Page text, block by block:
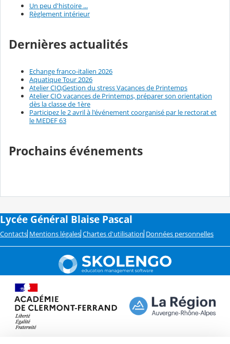
Un peu d'histoire ...
Règlement intérieur
Dernières actualités
Echange franco-italien 2026
Aquatique Tour 2026
Atelier CIO,Gestion du stress Vacances de Printemps
Atelier CIO vacances de Printemps, préparer son orientation
dès la classe de 1ère
Participez le 2 avril à l'événement coorganisé par le rectorat et
le MEDEF 63
Prochains événements
Lycée Général Blaise Pascal
Contacts Mentions légales Chartes d'utilisation Données personnelles